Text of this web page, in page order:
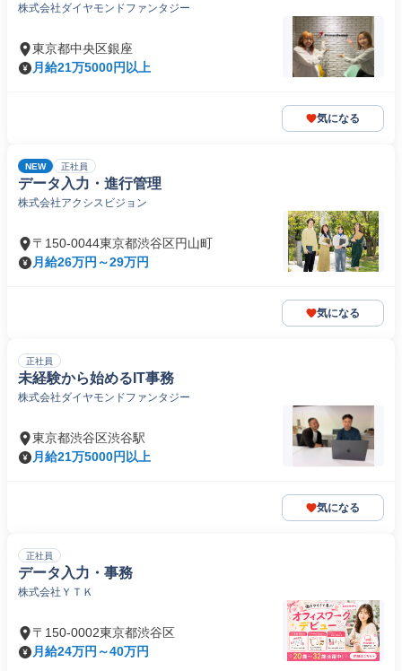
株式会社ダイヤモンドファンタジー
東京都中央区銀座
月給21万5000円以上
気になる
NEW 正社員
データ入力・進行管理
株式会社アクシスビジョン
〒150-0044東京都渋谷区円山町
月給26万円～29万円
気になる
正社員
未経験から始めるIT事務
株式会社ダイヤモンドファンタジー
東京都渋谷区渋谷駅
月給21万5000円以上
気になる
正社員
データ入力・事務
株式会社ＹＴＫ
〒150-0002東京都渋谷区
月給24万円～40万円